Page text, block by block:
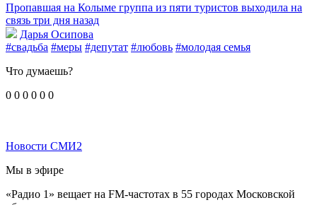
Пропавшая на Колыме группа из пяти туристов выходила на
связь три дня назад
Дарья Осипова
#свадьба #меры #депутат #любовь #молодая семья
Что думаешь?
0 0 0 0 0 0
Новости СМИ2
Мы в эфире
«Радио 1» вещает на FM-частотах в 55 городах Московской